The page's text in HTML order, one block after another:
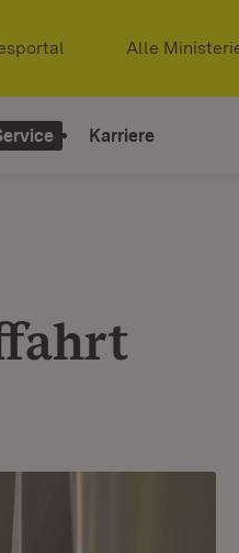
(Öffnet in neuem
Alle
Karriere